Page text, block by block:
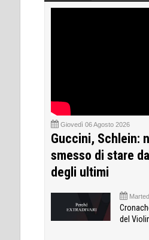
Giovedì 06 Agosto 2026
Guccini, Schlein:
smesso di stare
degli ultimi
del